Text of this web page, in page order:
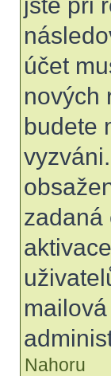
účet
nových
budete
zadaná
Nahoru